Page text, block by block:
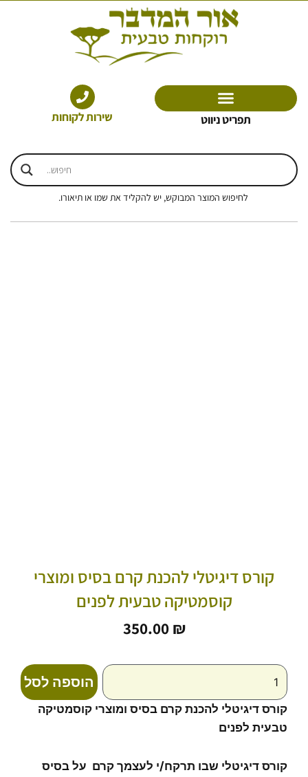
תפריט ניווט שירות לקוחות
לחיפוש המוצר המבוקש, יש להקליד את שמו או תיאורו.
קורס דיגיטלי להכנת קרם בסיס ומוצרי
קוסמטיקה טבעית לפנים
350.00 ₪
כמות
של
קורס
דיגיטלי
להכנת
בסיס
הוספה לסל
קורס דיגיטלי להכנת קרם בסיס ומוצרי קוסמטיקה
טבעית לפנים
קורס דיגיטלי שבו תרקח/י לעצמך קרם על בסיס